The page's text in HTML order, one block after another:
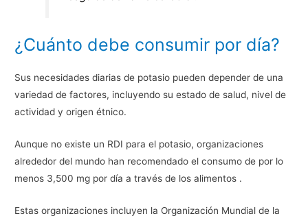
¿Cuánto debe consumir por día?
Sus necesidades diarias de potasio pueden depender de una
variedad de factores, incluyendo su estado de salud, nivel de
actividad y origen étnico.
Aunque no existe un RDI para el potasio, organizaciones
alrededor del mundo han recomendado el consumo de por lo
menos 3,500 mg por día a través de los alimentos .
Estas organizaciones incluyen la Organización Mundial de la